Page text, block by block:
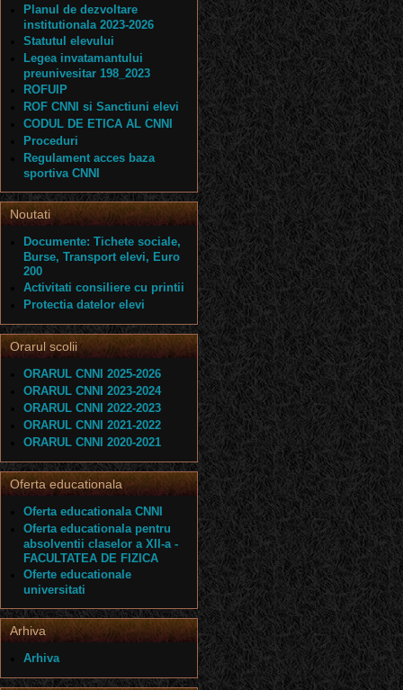
Planul de dezvoltare
institutionala 2023-2026
Statutul elevului
Legea invatamantului
preunivesitar 198_2023
ROFUIP
ROF CNNI si Sanctiuni elevi
CODUL DE ETICA AL CNNI
Proceduri
Regulament acces baza
sportiva CNNI
Noutati
Documente: Tichete sociale,
Burse, Transport elevi, Euro
200
Activitati consiliere cu printii
Protectia datelor elevi
Orarul scolii
ORARUL CNNI 2025-2026
ORARUL CNNI 2023-2024
ORARUL CNNI 2022-2023
ORARUL CNNI 2021-2022
ORARUL CNNI 2020-2021
Oferta educationala
Oferta educationala CNNI
Oferta educationala pentru
absolventii claselor a XII-a -
FACULTATEA DE FIZICA
Oferte educationale
universitati
Arhiva
Arhiva